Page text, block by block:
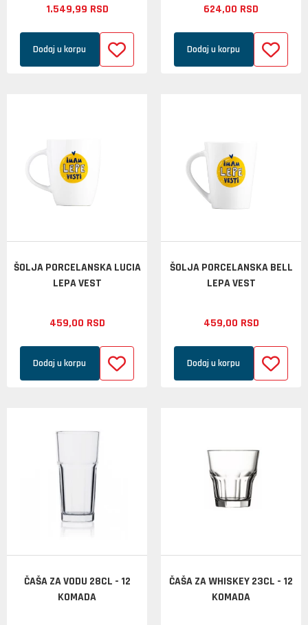
1.549,99 RSD
Dodaj u korpu
624,00 RSD
Dodaj u korpu
ŠOLJA PORCELANSKA LUCIA
LEPA VEST
459,00 RSD
Dodaj u korpu
ŠOLJA PORCELANSKA BELL
LEPA VEST
459,00 RSD
Dodaj u korpu
ČAŠA ZA VODU 28CL - 12
KOMADA
ČAŠA ZA WHISKEY 23CL - 12
KOMADA